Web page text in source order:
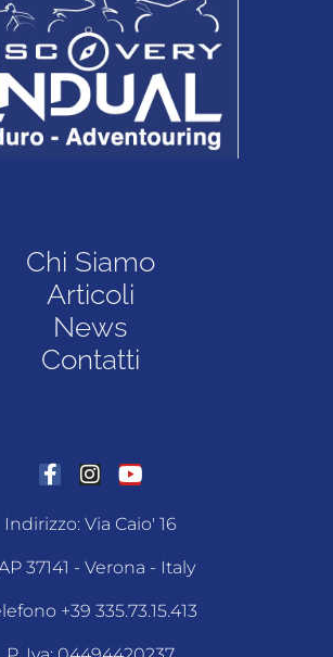
Chi Siamo
Articoli
News
Contatti
Indirizzo: Via Caio' 16
37141 - Verona - Italy
+39 335.73.15.413